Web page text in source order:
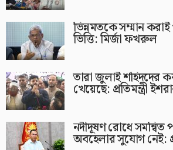
ভিন্নমতকে সম্মান
ভিত্তি: মির্জা ফখরুল
তারা জুলাই শহিদদের
খেয়েছে: প্রতিমন্ত্রী
নদীদূষণ রোধে সমন্বিত
অবহেলার সুযোগ নেই: